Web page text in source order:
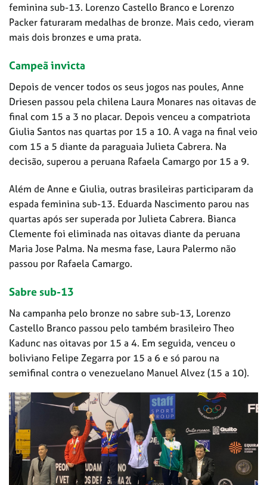
feminina sub-13. Lorenzo Castello Branco e Lorenzo
Packer faturaram medalhas de bronze. Mais cedo, vieram
mais dois bronzes e uma prata.
Campeã invicta
Depois de vencer todos os seus jogos nas poules, Anne
Driesen passou pela chilena Laura Monares nas oitavas de
final com 15 a 3 no placar. Depois venceu a compatriota
Giulia Santos nas quartas por 15 a 10. A vaga na final veio
com 15 a 5 diante da paraguaia Julieta Cabrera. Na
decisão, superou a peruana Rafaela Camargo por 15 a 9.
Além de Anne e Giulia, outras brasileiras participaram da
espada feminina sub-13. Eduarda Nascimento parou nas
quartas após ser superada por Julieta Cabrera. Bianca
Clemente foi eliminada nas oitavas diante da peruana
Maria Jose Palma. Na mesma fase, Laura Palermo não
passou por Rafaela Camargo.
Sabre sub-13
Na campanha pelo bronze no sabre sub-13, Lorenzo
Castello Branco passou pelo também brasileiro Theo
Kadunc nas oitavas por 15 a 4. Em seguida, venceu o
boliviano Felipe Zegarra por 15 a 6 e só parou na
semifinal contra o venezuelano Manuel Alvez (15 a 10).